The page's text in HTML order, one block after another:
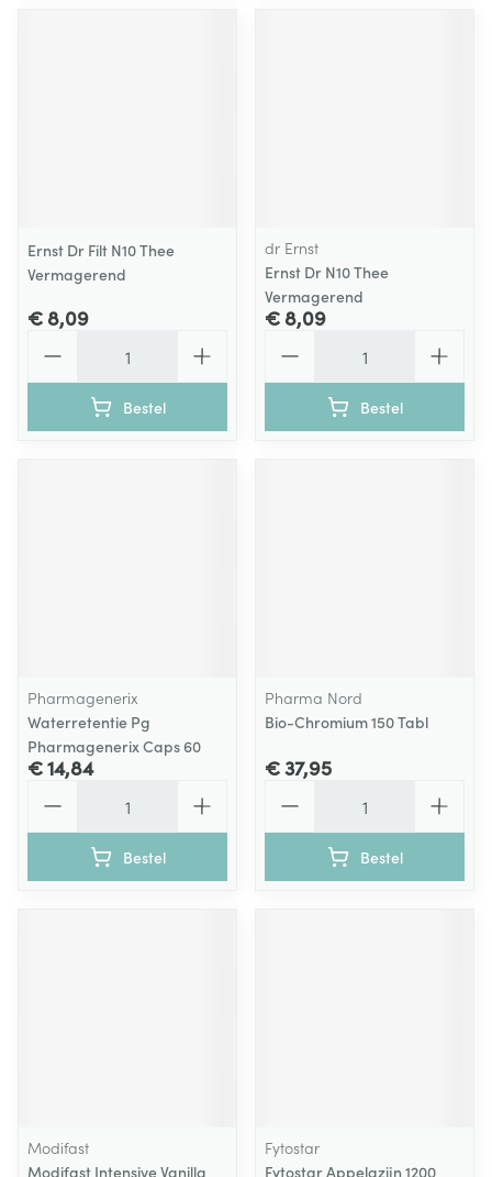
Ernst Dr Filt N10 Thee
Vermagerend
€ 8,09
Bestel
dr Ernst
Ernst Dr N10 Thee
Vermagerend
€ 8,09
Bestel
Pharmagenerix
Waterretentie Pg
Pharmagenerix Caps 60
€ 14,84
Bestel
Pharma Nord
Bio-Chromium 150 Tabl
€ 37,95
Bestel
Modifast
Modifast Intensive Vanilla
Fytostar
Fytostar Appelazijn 1200